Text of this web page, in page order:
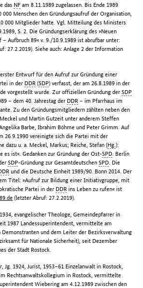
das NF am 8.11.1989 zugelassen. Bis Ende 1989
Menschen den Gründungsaufruf der Organisation,
000 Mitglieder hatte. Vgl. Mitteilung des Ministers
S. 2. Die Gründungserklärung des »Neuen
Aufbruch 89« v. 9./10.9.1989 ist abrufbar unter:
27.2.2019). Siehe auch: Anlage 2 der Information
Entwurf für den Aufruf zur Gründung einer
in der DDR (SDP) verfasst, der am 26.8.1989 in der
vorgestellt wurde. Zur offiziellen Gründung derSDP
– dem 40. Jahrestag der DDR – im Pfarrhaus im
Zu den Gründungsmitgliedern zählten neben den
und Martin Gutzeit unter anderem Steffen
Barbe, Ibrahim Böhme und Peter Grimm. Auf
26.9.1990 vereinigte sich die Partei mit der
dazu u. a. Meckel, Markus; Reiche, Stefan (Hg.):
es ist«. Gedanken zur Gründung der Ost-SPD . Berlin
SDP-Gründung zur GesamtdeutschenSPD . Die
und die Deutsche Einheit 1989/90. Bonn 2014. Der
Titel: »Aufruf zur Bildung einer Initiativgruppe, mit
Partei in der DDR ins Leben zu rufen« ist
(letzter Abruf: 27.2.2019).
evangelischer Theologe, Gemeindepfarrer in
1987 Landessuperintendent, vermittelte am
Demonstranten und dem Leiter der Bezirksverwaltung
für Nationale Sicherheit), seit Dezember
der Stadt Rostock.
Jg. 1924, Jurist, 1953–61 Einzelanwalt in Rostock,
Rechtsanwaltskollegium in Rostock, vermittelte
Wiebering am 4.12.1989 zwischen den